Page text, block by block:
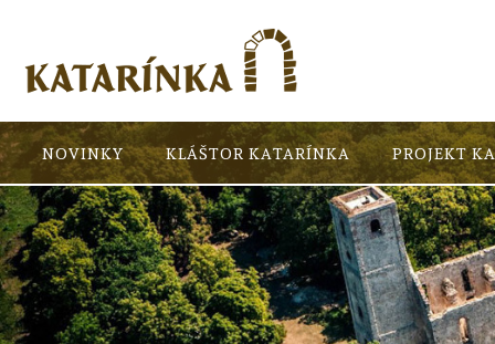
NOVINKY KLÁŠTOR KATARÍNKA PROJEKT